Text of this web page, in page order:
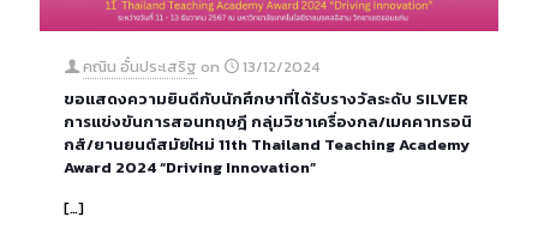
คณิน อั๋นประเสริฐ on
13/12/2024
ขอแสดงความยินดีกับนักศึกษาที่ได้รับรางวัลระดับ SILVER
การแข่งขันการสอนทฤษฎี กลุ่มวิชาเครื่องกล/เมคคาทรอนิ
กส์/ยานยนต์สมัยใหม่ 11th Thailand Teaching Academy
Award 2024 “Driving Innovation”
[…]